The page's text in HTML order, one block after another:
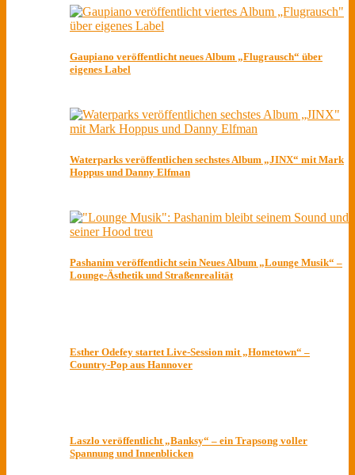
Gaupiano veröffentlicht neues Album „Flugrausch“ über
eigenes Label
Waterparks veröffentlichen sechstes Album „JINX“ mit Mark
Hoppus und Danny Elfman
Pashanim veröffentlicht sein Neues Album „Lounge Musik“ –
Lounge-Ästhetik und Straßenrealität
Esther Odefey startet Live-Session mit „Hometown“ –
Country-Pop aus Hannover
Laszlo veröffentlicht „Banksy“ – ein Trapsong voller
Spannung und Innenblicken